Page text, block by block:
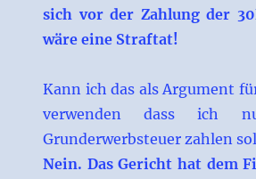
sich vor der Zahlung der
wäre eine Straftat!
Kann ich das als Argument
verwenden dass ich
Grunderwerbsteuer zahlen
Nein. Das Gericht hat dem